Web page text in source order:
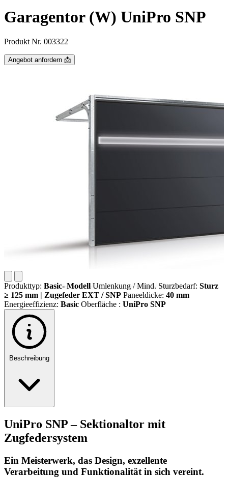
Garagentor (W) UniPro SNP
Produkt Nr. 003322
Angebot anfordern 📩
Produkttyp: Basic- Modell Umlenkung / Mind. Sturzbedarf: Sturz
≥ 125 mm | Zugefeder EXT / SNP Paneeldicke: 40 mm
Energieeffizienz: Basic Oberfläche : UniPro SNP
Beschreibung
UniPro SNP – Sektionaltor mit
Zugfedersystem
Ein Meisterwerk, das Design, exzellente
Verarbeitung und Funktionalität in sich vereint.